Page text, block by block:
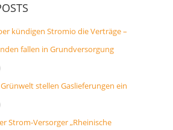
kündigen Stromio die Verträge –
fallen in Grundversorgung
stellen Gaslieferungen ein
Strom-Versorger „Rheinische